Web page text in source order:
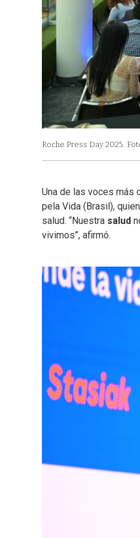
Roche Press Day 2025.
Una de las voces más
pela Vida (Brasil),
salud. “Nuestra salud
vivimos”, afirmó.